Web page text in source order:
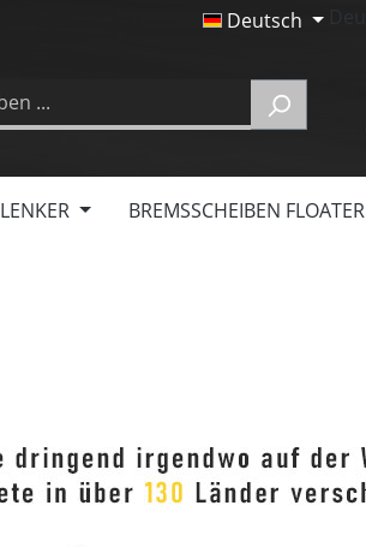
Deutsch
LENKER BREMSSCHEIBEN FLOATER